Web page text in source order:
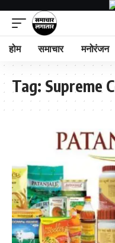
होम समाचार मनोरंजन
Tag: Supreme